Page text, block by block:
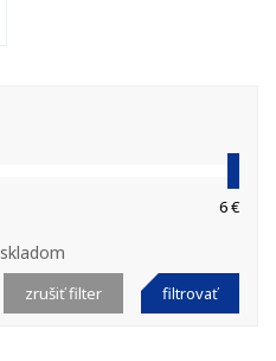
6 €
skladom
filtrovať
zrušiť filter